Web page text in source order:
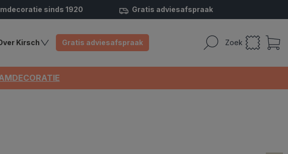
sinds 1920 Gratis adviesafspraak
Zoek
Kirsch Gratis adviesafspraak